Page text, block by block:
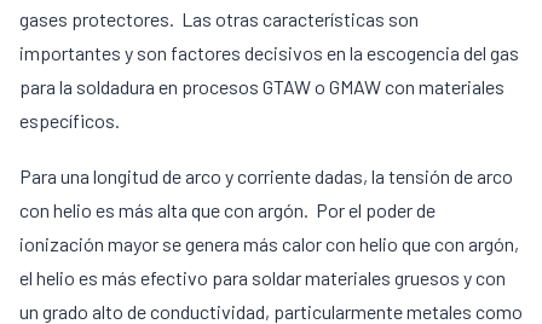
gases protectores. Las otras características son
importantes y son factores decisivos en la escogencia del gas
para la soldadura en procesos GTAW o GMAW con materiales
específicos.
Para una longitud de arco y corriente dadas, la tensión de arco
con helio es más alta que con argón. Por el poder de
ionización mayor se genera más calor con helio que con argón,
el helio es más efectivo para soldar materiales gruesos y con
un grado alto de conductividad, particularmente metales como